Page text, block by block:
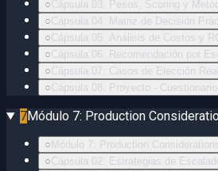
○Cápsula 03: Pesos, Scoring y
○Cápsula 04: Matriz de Decisión
○Cápsula 05: Análisis de Costos y
○Cápsula 06: Recomendación por
○Cápsula 07: Casos de Elección Real
○Cápsula 08: Proyecto -
7Módulo 7: Production
○ Módulo 7: Production
○Cápsula 02: Estrategias de